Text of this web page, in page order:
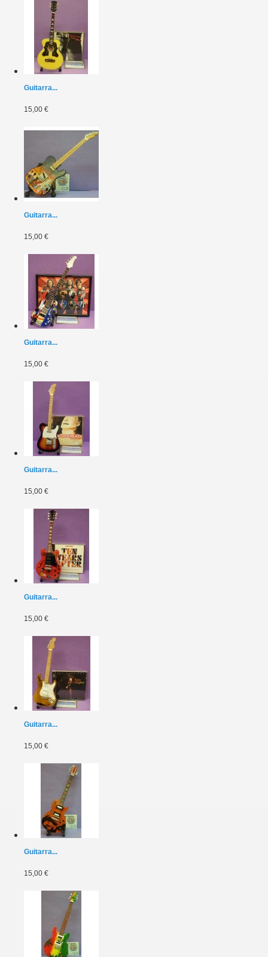
Guitarra...
15,00 €
Guitarra...
15,00 €
Guitarra...
15,00 €
Guitarra...
15,00 €
Guitarra...
15,00 €
Guitarra...
15,00 €
Guitarra...
15,00 €